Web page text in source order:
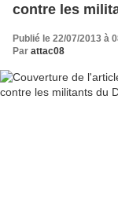
contre les
Publié le 22/07/2013 à
Par attac08